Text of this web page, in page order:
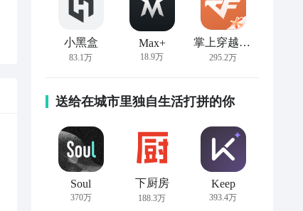
小黑盒
83.1万
Max+
18.9万
掌上穿越火线
295.2万
送给在城市里独自生活打拼的你
Soul
370万
下厨房
188.3万
Keep
393.4万